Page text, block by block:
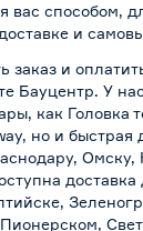
вас способом,
доставке и
заказ и
Бауцентр. У
как Головка
но и быстрая
Омску,